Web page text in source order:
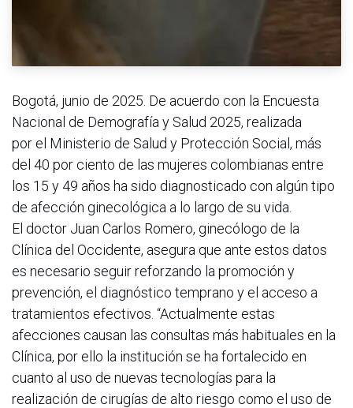
Bogotá, junio de 2025. De acuerdo con la Encuesta
Nacional de Demografía y Salud 2025, realizada
por el Ministerio de Salud y Protección Social, más
del 40 por ciento de las mujeres colombianas entre
los 15 y 49 años ha sido diagnosticado con algún tipo
de afección ginecológica a lo largo de su vida.
El doctor Juan Carlos Romero, ginecólogo de la
Clínica del Occidente, asegura que ante estos datos
es necesario seguir reforzando la promoción y
prevención, el diagnóstico temprano y el acceso a
tratamientos efectivos. “Actualmente estas
afecciones causan las consultas más habituales en la
Clínica, por ello la institución se ha fortalecido en
cuanto al uso de nuevas tecnologías para la
realización de cirugías de alto riesgo como el uso de